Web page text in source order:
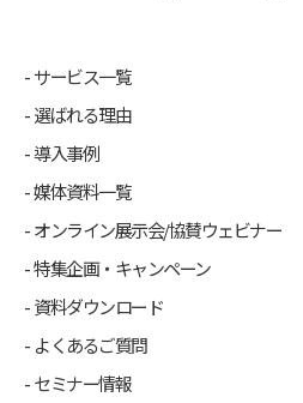
サービス一覧
選ばれる理由
導入事例
媒体資料一覧
オンライン展示会/協賛ウェビナー
特集企画・キャンペーン
資料ダウンロード
よくあるご質問
セミナー情報